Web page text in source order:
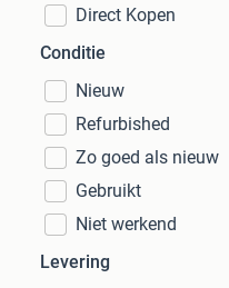
Direct Kopen
Conditie
Nieuw
Refurbished
Zo goed als nieuw
Gebruikt
Niet werkend
Levering